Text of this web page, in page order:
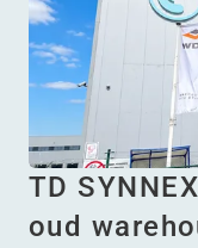
TD
oud